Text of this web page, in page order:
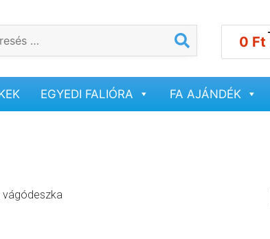
0 Ft
EGYEDI FALIÓRA FA AJÁNDÉK
vágódeszka